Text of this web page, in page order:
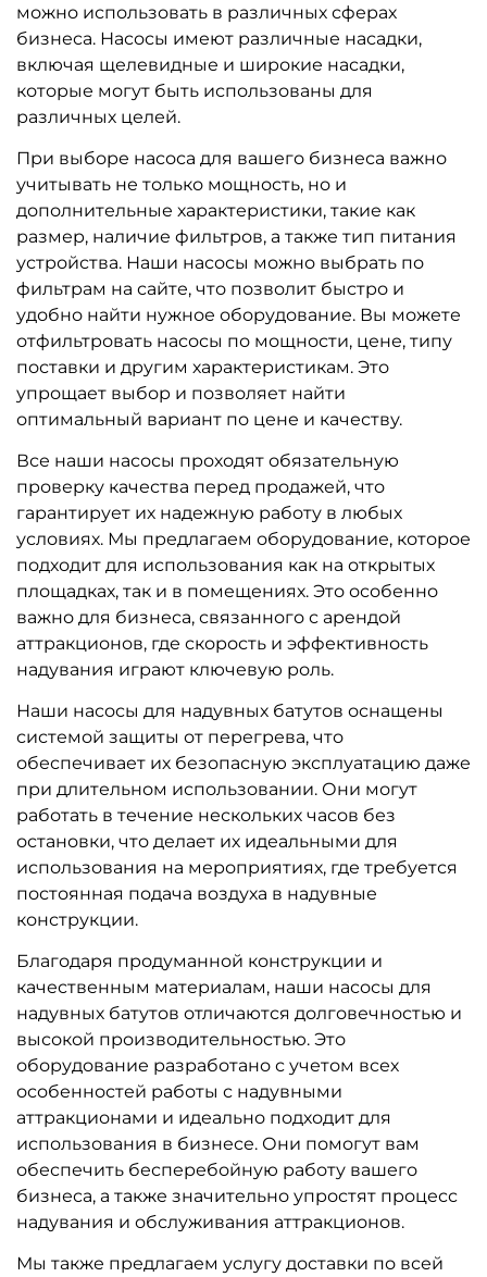
можно использовать в различных сферах
бизнеса. Насосы имеют различные насадки,
включая щелевидные и широкие насадки,
которые могут быть использованы для
различных целей.
При выборе насоса для вашего бизнеса важно
учитывать не только мощность, но и
дополнительные характеристики, такие как
размер, наличие фильтров, а также тип питания
устройства. Наши насосы можно выбрать по
фильтрам на сайте, что позволит быстро и
удобно найти нужное оборудование. Вы можете
отфильтровать насосы по мощности, цене, типу
поставки и другим характеристикам. Это
упрощает выбор и позволяет найти
оптимальный вариант по цене и качеству.
Все наши насосы проходят обязательную
проверку качества перед продажей, что
гарантирует их надежную работу в любых
условиях. Мы предлагаем оборудование, которое
подходит для использования как на открытых
площадках, так и в помещениях. Это особенно
важно для бизнеса, связанного с арендой
аттракционов, где скорость и эффективность
надувания играют ключевую роль.
Наши насосы для надувных батутов оснащены
системой защиты от перегрева, что
обеспечивает их безопасную эксплуатацию даже
при длительном использовании. Они могут
работать в течение нескольких часов без
остановки, что делает их идеальными для
использования на мероприятиях, где требуется
постоянная подача воздуха в надувные
конструкции.
Благодаря продуманной конструкции и
качественным материалам, наши насосы для
надувных батутов отличаются долговечностью и
высокой производительностью. Это
оборудование разработано с учетом всех
особенностей работы с надувными
аттракционами и идеально подходит для
использования в бизнесе. Они помогут вам
обеспечить бесперебойную работу вашего
бизнеса, а также значительно упростят процесс
надувания и обслуживания аттракционов.
Мы также предлагаем услугу доставки по всей